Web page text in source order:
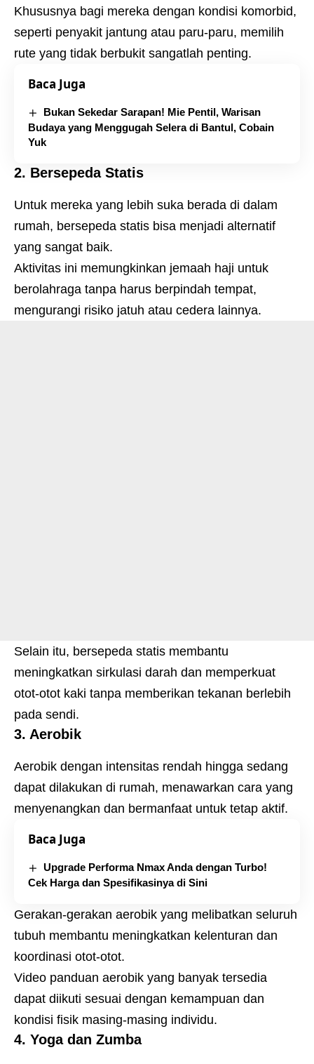
Khususnya bagi mereka dengan kondisi komorbid,
seperti penyakit jantung atau paru-paru, memilih
rute yang tidak berbukit sangatlah penting.
Baca Juga
Bukan Sekedar Sarapan! Mie Pentil, Warisan
Budaya yang Menggugah Selera di Bantul, Cobain
Yuk
2. Bersepeda Statis
Untuk mereka yang lebih suka berada di dalam
rumah, bersepeda statis bisa menjadi alternatif
yang sangat baik.
Aktivitas ini memungkinkan jemaah haji untuk
berolahraga tanpa harus berpindah tempat,
mengurangi risiko jatuh atau cedera lainnya.
Selain itu, bersepeda statis membantu
meningkatkan sirkulasi darah dan memperkuat
otot-otot kaki tanpa memberikan tekanan berlebih
pada sendi.
3. Aerobik
Aerobik dengan intensitas rendah hingga sedang
dapat dilakukan di rumah, menawarkan cara yang
menyenangkan dan bermanfaat untuk tetap aktif.
Baca Juga
Upgrade Performa Nmax Anda dengan Turbo!
Cek Harga dan Spesifikasinya di Sini
Gerakan-gerakan aerobik yang melibatkan seluruh
tubuh membantu meningkatkan kelenturan dan
koordinasi otot-otot.
Video panduan aerobik yang banyak tersedia
dapat diikuti sesuai dengan kemampuan dan
kondisi fisik masing-masing individu.
4. Yoga dan Zumba